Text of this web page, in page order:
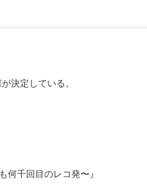
決定している。
何千回目のレコ発〜』